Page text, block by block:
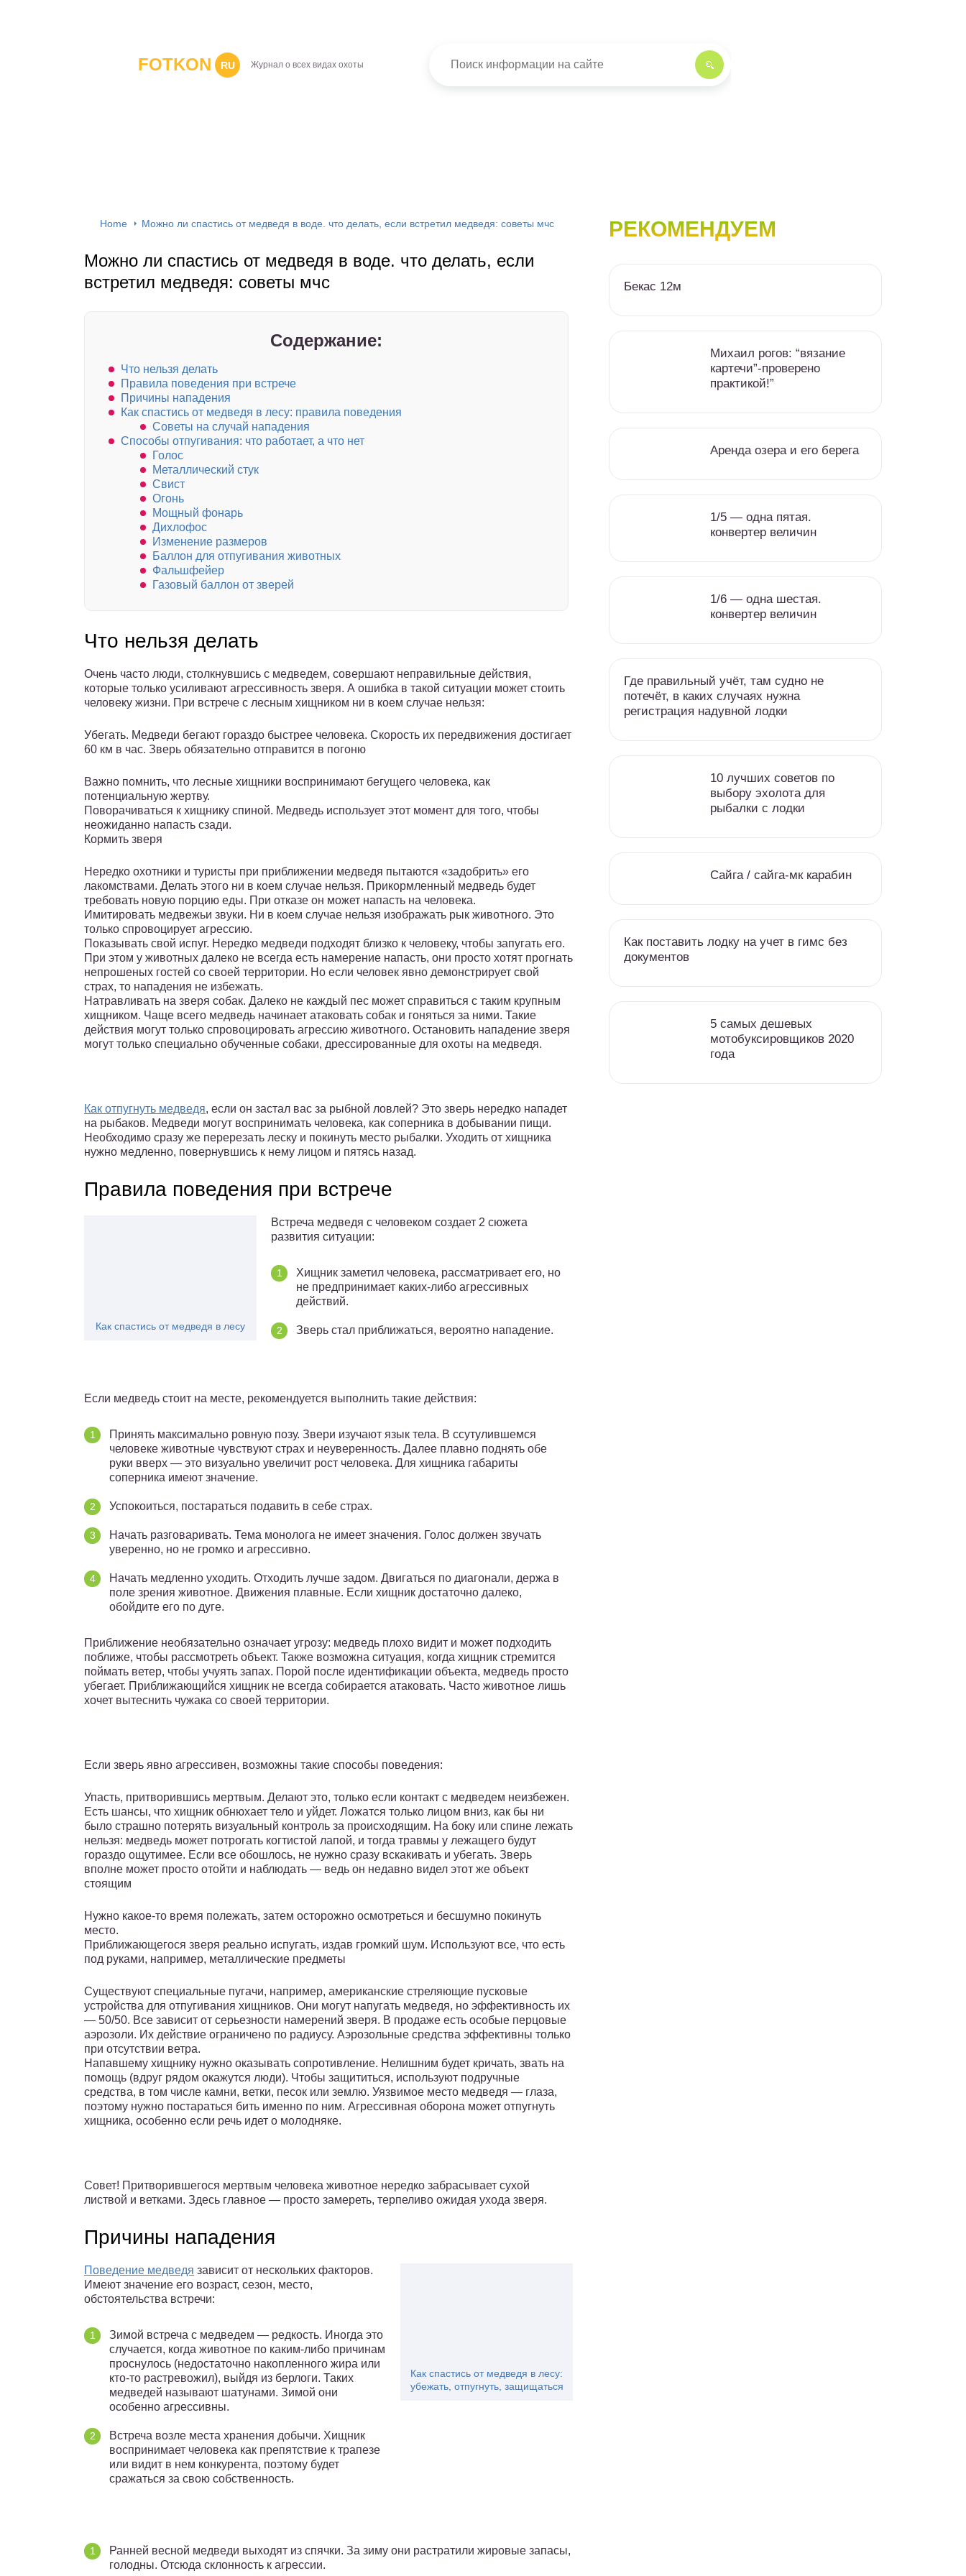
FOTKON RU Журнал о всех видах охоты
Home Можно ли спастись от медведя в воде. что делать, если встретил медведя: советы мчс
Можно ли спастись от медведя в воде. что делать, если
встретил медведя: советы мчс
Содержание:
Что нельзя делать
Правила поведения при встрече
Причины нападения
Как спастись от медведя в лесу: правила поведения
Советы на случай нападения
Способы отпугивания: что работает, а что нет
Голос
Металлический стук
Свист
Огонь
Мощный фонарь
Дихлофос
Изменение размеров
Баллон для отпугивания животных
Фальшфейер
Газовый баллон от зверей
Что нельзя делать
Очень часто люди, столкнувшись с медведем, совершают неправильные действия,
которые только усиливают агрессивность зверя. А ошибка в такой ситуации может стоить
человеку жизни. При встрече с лесным хищником ни в коем случае нельзя:
Убегать. Медведи бегают гораздо быстрее человека. Скорость их передвижения достигает
60 км в час. Зверь обязательно отправится в погоню
Важно помнить, что лесные хищники воспринимают бегущего человека, как
потенциальную жертву.
Поворачиваться к хищнику спиной. Медведь использует этот момент для того, чтобы
неожиданно напасть сзади.
Кормить зверя
Нередко охотники и туристы при приближении медведя пытаются «задобрить» его
лакомствами. Делать этого ни в коем случае нельзя. Прикормленный медведь будет
требовать новую порцию еды. При отказе он может напасть на человека.
Имитировать медвежьи звуки. Ни в коем случае нельзя изображать рык животного. Это
только спровоцирует агрессию.
Показывать свой испуг. Нередко медведи подходят близко к человеку, чтобы запугать его.
При этом у животных далеко не всегда есть намерение напасть, они просто хотят прогнать
непрошеных гостей со своей территории. Но если человек явно демонстрирует свой
страх, то нападения не избежать.
Натравливать на зверя собак. Далеко не каждый пес может справиться с таким крупным
хищником. Чаще всего медведь начинает атаковать собак и гоняться за ними. Такие
действия могут только спровоцировать агрессию животного. Остановить нападение зверя
могут только специально обученные собаки, дрессированные для охоты на медведя.
Как отпугнуть медведя, если он застал вас за рыбной ловлей? Это зверь нередко нападет
на рыбаков. Медведи могут воспринимать человека, как соперника в добывании пищи.
Необходимо сразу же перерезать леску и покинуть место рыбалки. Уходить от хищника
нужно медленно, повернувшись к нему лицом и пятясь назад.
Правила поведения при встрече
Как спастись от медведя в лесу
Встреча медведя с человеком создает 2 сюжета
развития ситуации:
Хищник заметил человека, рассматривает его, но
не предпринимает каких-либо агрессивных
действий.
Зверь стал приближаться, вероятно нападение.
Если медведь стоит на месте, рекомендуется выполнить такие действия:
Принять максимально ровную позу. Звери изучают язык тела. В ссутулившемся
человеке животные чувствуют страх и неуверенность. Далее плавно поднять обе
руки вверх — это визуально увеличит рост человека. Для хищника габариты
соперника имеют значение.
Успокоиться, постараться подавить в себе страх.
Начать разговаривать. Тема монолога не имеет значения. Голос должен звучать
уверенно, но не громко и агрессивно.
Начать медленно уходить. Отходить лучше задом. Двигаться по диагонали, держа в
поле зрения животное. Движения плавные. Если хищник достаточно далеко,
обойдите его по дуге.
Приближение необязательно означает угрозу: медведь плохо видит и может подходить
поближе, чтобы рассмотреть объект. Также возможна ситуация, когда хищник стремится
поймать ветер, чтобы учуять запах. Порой после идентификации объекта, медведь просто
убегает. Приближающийся хищник не всегда собирается атаковать. Часто животное лишь
хочет вытеснить чужака со своей территории.
Если зверь явно агрессивен, возможны такие способы поведения:
Упасть, притворившись мертвым. Делают это, только если контакт с медведем неизбежен.
Есть шансы, что хищник обнюхает тело и уйдет. Ложатся только лицом вниз, как бы ни
было страшно потерять визуальный контроль за происходящим. На боку или спине лежать
нельзя: медведь может потрогать когтистой лапой, и тогда травмы у лежащего будут
гораздо ощутимее. Если все обошлось, не нужно сразу вскакивать и убегать. Зверь
вполне может просто отойти и наблюдать — ведь он недавно видел этот же объект
стоящим
Нужно какое-то время полежать, затем осторожно осмотреться и бесшумно покинуть
место.
Приближающегося зверя реально испугать, издав громкий шум. Используют все, что есть
под руками, например, металлические предметы
Существуют специальные пугачи, например, американские стреляющие пусковые
устройства для отпугивания хищников. Они могут напугать медведя, но эффективность их
— 50/50. Все зависит от серьезности намерений зверя. В продаже есть особые перцовые
аэрозоли. Их действие ограничено по радиусу. Аэрозольные средства эффективны только
при отсутствии ветра.
Напавшему хищнику нужно оказывать сопротивление. Нелишним будет кричать, звать на
помощь (вдруг рядом окажутся люди). Чтобы защититься, используют подручные
средства, в том числе камни, ветки, песок или землю. Уязвимое место медведя — глаза,
поэтому нужно постараться бить именно по ним. Агрессивная оборона может отпугнуть
хищника, особенно если речь идет о молодняке.
Совет! Притворившегося мертвым человека животное нередко забрасывает сухой
листвой и ветками. Здесь главное — просто замереть, терпеливо ожидая ухода зверя.
Причины нападения
Как спастись от медведя в лесу:
убежать, отпугнуть, защищаться
Поведение медведя зависит от нескольких факторов.
Имеют значение его возраст, сезон, место,
обстоятельства встречи:
Зимой встреча с медведем — редкость. Иногда это
случается, когда животное по каким-либо причинам
проснулось (недостаточно накопленного жира или
кто-то растревожил), выйдя из берлоги. Таких
медведей называют шатунами. Зимой они
особенно агрессивны.
Встреча возле места хранения добычи. Хищник
воспринимает человека как препятствие к трапезе
или видит в нем конкурента, поэтому будет
сражаться за свою собственность.
Ранней весной медведи выходят из спячки. За зиму они растратили жировые запасы,
голодны. Отсюда склонность к агрессии.
РЕКОМЕНДУЕМ
Бекас 12м
Михаил рогов: “вязание
картечи”-проверено
практикой!”
Аренда озера и его берега
1/5 — одна пятая.
конвертер величин
1/6 — одна шестая.
конвертер величин
Где правильный учёт, там судно не
потечёт, в каких случаях нужна
регистрация надувной лодки
10 лучших советов по
выбору эхолота для
рыбалки с лодки
Сайга / сайга-мк карабин
Как поставить лодку на учет в гимс без
документов
5 самых дешевых
мотобуксировщиков 2020
года